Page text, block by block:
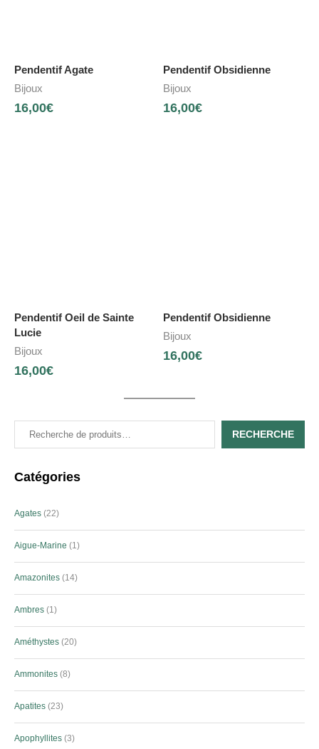
Pendentif Agate
Bijoux
16,00€
Pendentif Obsidienne
Bijoux
16,00€
Pendentif Oeil de Sainte
Lucie
Bijoux
16,00€
Pendentif Obsidienne
Bijoux
16,00€
RECHERCHE
Catégories
Agates 22
Aigue-Marine 1
Amazonites 14
Ambres 1
Améthystes 20
Ammonites 8
Apatites 23
Apophyllites 3